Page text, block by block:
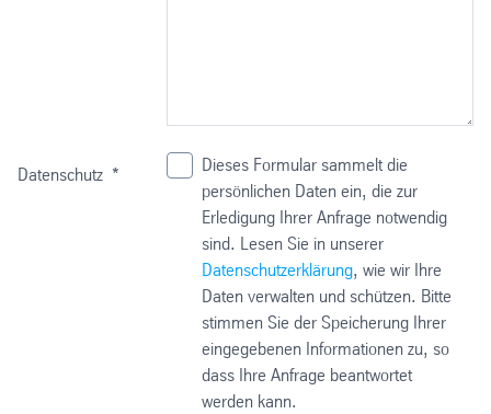
Datenschutz *
Dieses Formular sammelt die
persönlichen Daten ein, die zur
Erledigung Ihrer Anfrage notwendig
sind. Lesen Sie in unserer
Datenschutzerklärung, wie wir Ihre
Daten verwalten und schützen. Bitte
stimmen Sie der Speicherung Ihrer
eingegebenen Informationen zu, so
dass Ihre Anfrage beantwortet
werden kann.